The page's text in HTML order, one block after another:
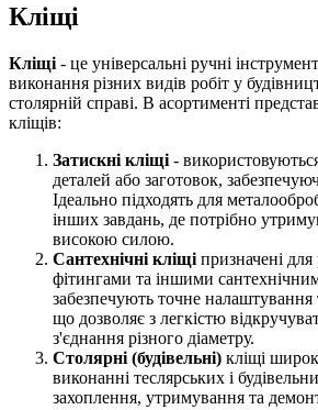
Кліщі
Кліщі - це універсальні ручні
виконання різних видів робіт у
столярній справі. В асортименті
кліщів:
Затискні кліщі -
деталей або заготовок,
Ідеально підходять для
інших завдань, де потрібно
високою силою.
Сантехнічні кліщі призначені
фітингами та іншими
забезпечують точне налаштування
що дозволяє з легкістю
з'єднання різного діаметру.
Столярні (будівельні) кліщі
виконанні теслярських і
захоплення, утримування та